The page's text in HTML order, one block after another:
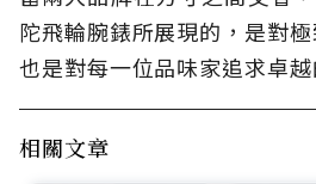
陀飛輪腕錶所展現的，是對
也是對每一位品味家追求卓越
相關文章